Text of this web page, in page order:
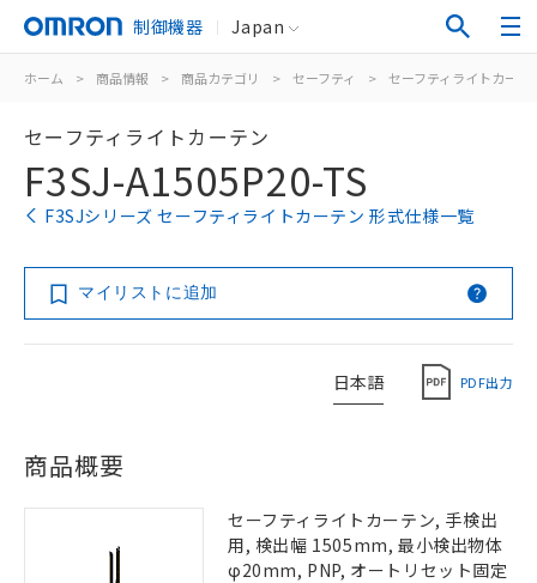
制御機器 Japan
ホーム > 商品情報 > 商品カテゴリ > セーフティ > セーフティライトカー
セーフティライトカーテン
F3SJ-A1505P20-TS
F3SJシリーズ セーフティライトカーテン 形式仕様一覧
マイリストに追加
日本語 PDF出力
商品概要
セーフティライトカーテン, 手検出
用, 検出幅 1505mm, 最小検出物体
φ20mm, PNP, オートリセット固定